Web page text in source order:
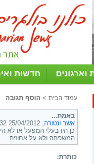
וארגונים חדשות
עמוד הבית > הוסף תגובה
באמת...
אשר ונטורה, 25/04/2012 11:32
כן היו בעלי המפעל או לא
המשפחה ולא על אחוזים.
כותרת: